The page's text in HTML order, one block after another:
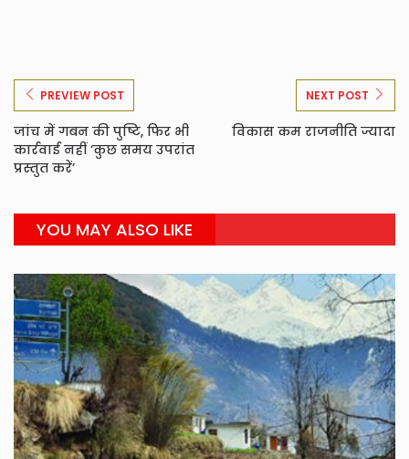
PREVIEW POST
जांच में गबन की पुष्टि, फिर भी
कार्रवाई नहीं ‘कुछ समय उपरांत
प्रस्तुत करें’
NEXT POST
विकास कम राजनीति ज्यादा
YOU MAY ALSO LIKE